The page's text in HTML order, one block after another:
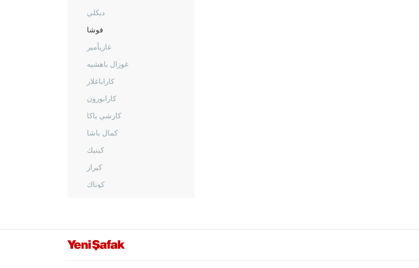
ديكلي
فوشا
غازيأمير
غوزال باهشيه
كاراباغلار
كارابورون
كارشي ياكا
كمال باشا
كينيك
كيراز
كوناك
أوداميش